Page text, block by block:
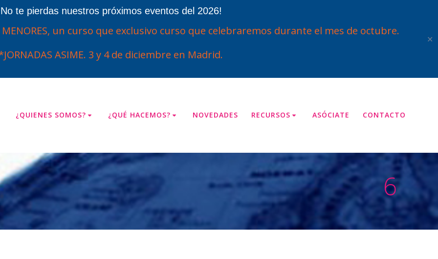
te pierdas nuestros próximos eventos del 2026!
MENORES, un curso que exclusivo curso que celebraremos durante el mes de octubre.
ASIME. 3 y 4 de diciembre en Madrid.
✕
¿QUIENES SOMOS? ¿QUÉ HACEMOS? NOVEDADES RECURSOS ASÓCIATE CONTACTO
6